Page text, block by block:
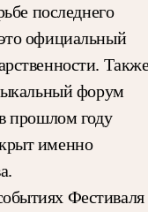
последнего
официальный
форум
прошлом году
именно
Фестиваля